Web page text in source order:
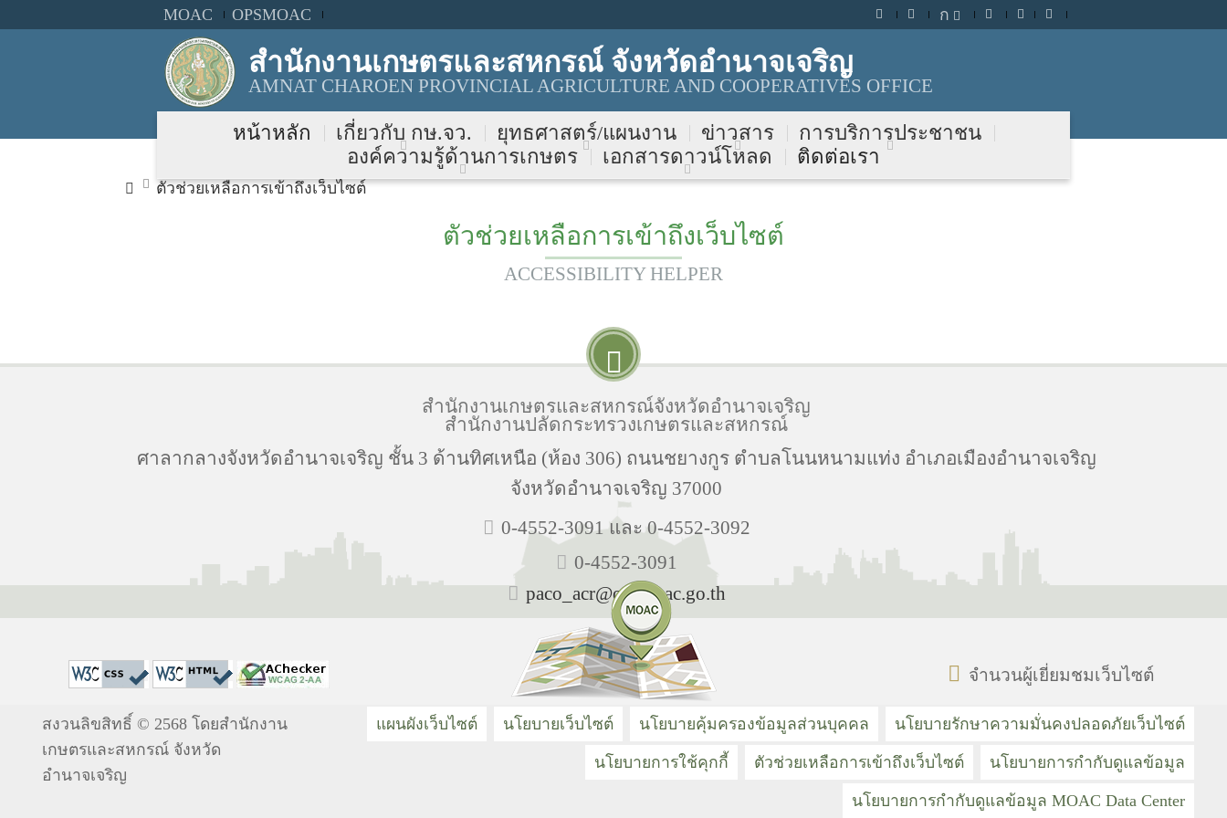
MOAC OPSMOAC ก
สำนักงานเกษตรและสหกรณ์ จังหวัดอำนาจเจริญ
AMNAT CHAROEN PROVINCIAL AGRICULTURE AND COOPERATIVES OFFICE
หน้าหลัก เกี่ยวกับ กษ.จว. ยุทธศาสตร์/แผนงาน ข่าวสาร
การบริการประชาชน
องค์ความรู้ด้านการเกษตร
เอกสารดาวน์โหลด ติดต่อเรา
ตัวช่วยเหลือการเข้าถึงเว็บไซต์
ตัวช่วยเหลือการเข้าถึงเว็บไซต์
ACCESSIBILITY HELPER
สำนักงานเกษตรและสหกรณ์จังหวัดอำนาจเจริญ
สำนักงานปลัดกระทรวงเกษตรและสหกรณ์
ศาลากลางจังหวัดอำนาจเจริญ ชั้น 3 ด้านทิศเหนือ (ห้อง 306) ถนนชยางกูร ตำบลโนนหนามแท่ง อำเภอเมืองอำนาจเจริญ
จังหวัดอำนาจเจริญ 37000
0-4552-3091 และ 0-4552-3092
0-4552-3091
paco_acr@opsmoac.go.th
จำนวนผู้เยี่ยมชมเว็บไซต์
สงวนลิขสิทธิ์ © 2568 โดยสำนักงาน
เกษตรและสหกรณ์ จังหวัด
อำนาจเจริญ
แผนผังเว็บไซต์ นโยบายเว็บไซต์ นโยบายคุ้มครองข้อมูลส่วนบุคคล นโยบายรักษาความมั่นคงปลอดภัยเว็บไซต์
นโยบายการใช้คุกกี้ ตัวช่วยเหลือการเข้าถึงเว็บไซต์ นโยบายการกำกับดูแลข้อมูล
นโยบายการกำกับดูแลข้อมูล MOAC Data Center